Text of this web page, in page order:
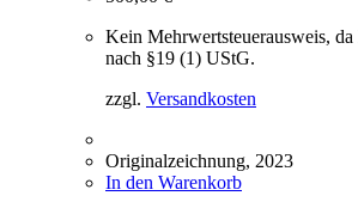
Kein Mehrwertsteuerausweis,
nach §19 (1) UStG.
zzgl. Versandkosten
Originalzeichnung, 2023
In den Warenkorb